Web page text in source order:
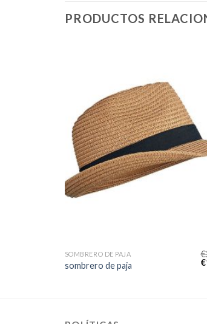
PRODUCTOS
SOMBRERO DE PAJA
sombrero de paja
€
€